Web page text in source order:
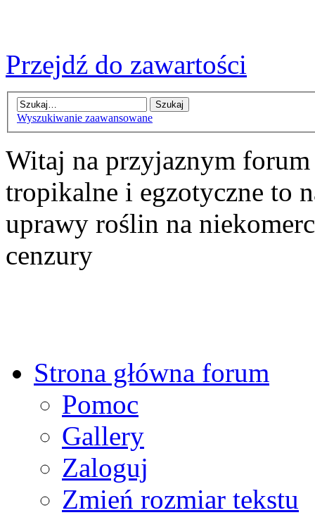
Przejdź do zawartości
Wyszukiwanie zaawansowane
Witaj na przyjaznym
tropikalne i egzotyczne to
uprawy roślin na
cenzury
Strona główna forum
Pomoc
Gallery
Zaloguj
Zmień rozmiar tekstu